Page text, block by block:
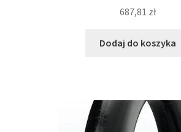
687,81 zł
Dodaj do koszyka